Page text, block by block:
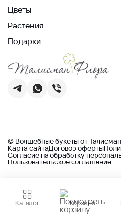
Каталог Корзина
Цветы
Растения
Подарки
© Волшебные букеты от
Карта сайтаДоговор оферты
Согласие на обработку
Пользовательское соглашение